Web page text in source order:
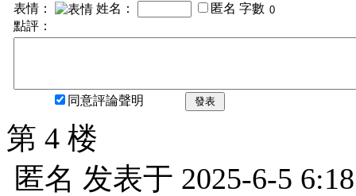
表情： 姓名： 匿名 字數
點評：
同意評論聲明 發表
第 4 楼
匿名 发表于 2025-6-5